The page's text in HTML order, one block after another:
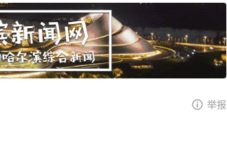
举报